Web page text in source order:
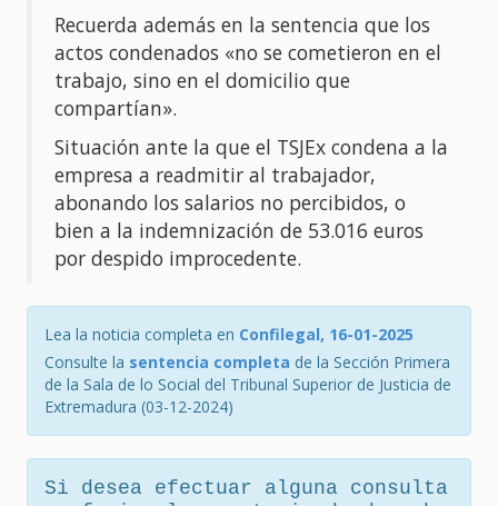
Recuerda además en la sentencia que los
actos condenados «no se cometieron en el
trabajo, sino en el domicilio que
compartían».
Situación ante la que el TSJEx condena a la
empresa a readmitir al trabajador,
abonando los salarios no percibidos, o
bien a la indemnización de 53.016 euros
por despido improcedente.
Lea la noticia completa en Confilegal, 16-01-2025
Consulte la sentencia completa de la Sección Primera
de la Sala de lo Social del Tribunal Superior de Justicia de
Extremadura (03-12-2024)
Si desea efectuar alguna consulta